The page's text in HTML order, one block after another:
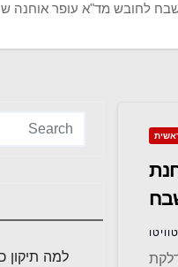
לחובש מד"א עופר אוחנה
למה תיקון